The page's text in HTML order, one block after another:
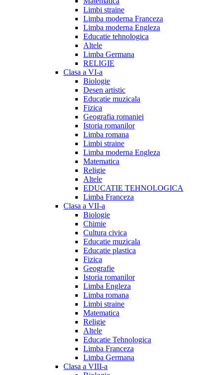
Limbi straine
Limba moderna Franceza
Limba moderna Engleza
Educatie tehnologica
Altele
Limba Germana
RELIGIE
Clasa a VI-a
Biologie
Desen artistic
Educatie muzicala
Fizica
Geografia romaniei
Istoria romanilor
Limba romana
Limbi straine
Limba moderna Engleza
Matematica
Religie
Altele
EDUCATIE TEHNOLOGICA
Limba Franceza
Clasa a VII-a
Biologie
Chimie
Cultura civica
Educatie muzicala
Educatie plastica
Fizica
Geografie
Istoria romanilor
Limba Engleza
Limba romana
Limbi straine
Matematica
Religie
Altele
Educatie Tehnologica
Limba Franceza
Limba Germana
Clasa a VIII-a